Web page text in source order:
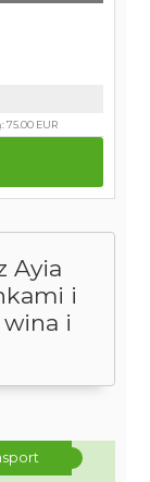
Ayia
i
i
75.00 EUR